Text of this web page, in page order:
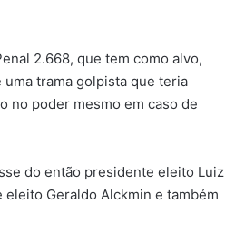
2.668, que tem como alvo,
trama golpista que teria
no poder mesmo em caso de
do então presidente eleito Luiz
Geraldo Alckmin e também